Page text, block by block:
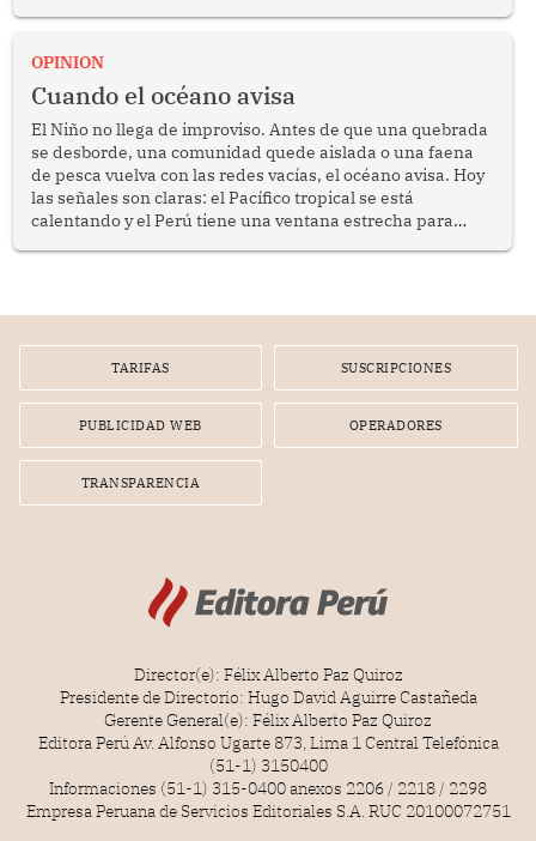
OPINION
Cuando el océano avisa
El Niño no llega de improviso. Antes de que una quebrada
se desborde, una comunidad quede aislada o una faena
de pesca vuelva con las redes vacías, el océano avisa. Hoy
las señales son claras: el Pacífico tropical se está
calentando y el Perú tiene una ventana estrecha para
TARIFAS SUSCRIPCIONES
PUBLICIDAD WEB OPERADORES
TRANSPARENCIA
Director(e): Félix Alberto Paz Quiroz
Presidente de Directorio: Hugo David Aguirre Castañeda
Gerente General(e): Félix Alberto Paz Quiroz
Editora Perú Av. Alfonso Ugarte 873, Lima 1 Central Telefónica
(51-1) 3150400
Informaciones (51-1) 315-0400 anexos 2206 / 2218 / 2298
Empresa Peruana de Servicios Editoriales S.A. RUC 20100072751